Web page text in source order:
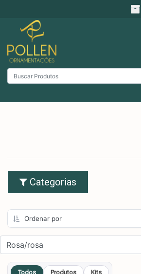
Categorias
Todos Produtos Kits